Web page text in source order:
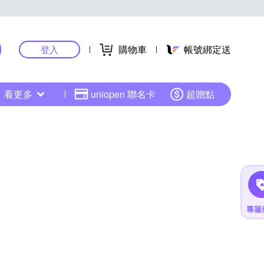
登入 購物車 帳號綁定送
看更多 uniopen 聯名卡 超贈點